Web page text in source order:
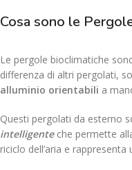
Cosa sono le
Le pergole bioclimatiche
differenza di altri pergolati,
alluminio orientabili a
Questi pergolati da esterno
intelligente che permette
riciclo dell’aria e